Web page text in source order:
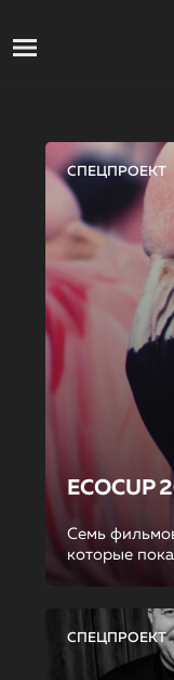
СПЕЦПРОЕКТ
ECOCUP
Семь
которые
СПЕЦПРОЕКТ